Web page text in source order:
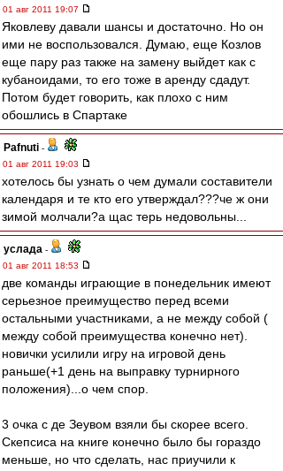
01 авг 2011 19:07
Яковлеву давали шансы и достаточно. Но он
ими не воспользовался. Думаю, еще Козлов
еще пару раз также на замену выйдет как с
кубаноидами, то его тоже в аренду сдадут.
Потом будет говорить, как плохо с ним
обошлись в Спартаке
Pafnuti -
01 авг 2011 19:03
хотелось бы узнать о чем думали составители
календаря и те кто его утверждал???че ж они
зимой молчали?а щас терь недовольны...
услада -
01 авг 2011 18:53
две команды играющие в понедельник имеют
серьезное преимущество перед всеми
остальными участниками, а не между собой (
между собой преимущества конечно нет).
новички усилили игру на игровой день
раньше(+1 день на выправку турнирного
положения)...о чем спор.
3 очка с де Зеувом взяли бы скорее всего.
Скепсиса на книге конечно было бы гораздо
меньше, но что сделать, нас приучили к